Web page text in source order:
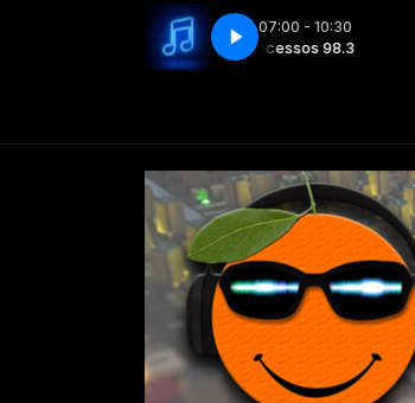
07:00 - 10:30
Sucessos 98.3